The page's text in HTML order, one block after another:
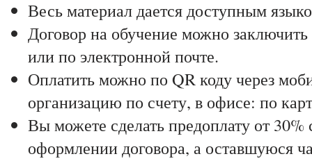
Весь материал дается доступным
Договор на обучение можно
или по электронной почте.
Оплатить можно по QR коду через
организацию по счету, в офисе: по
Вы можете сделать предоплату от
оформлении договора, а оставшуюся